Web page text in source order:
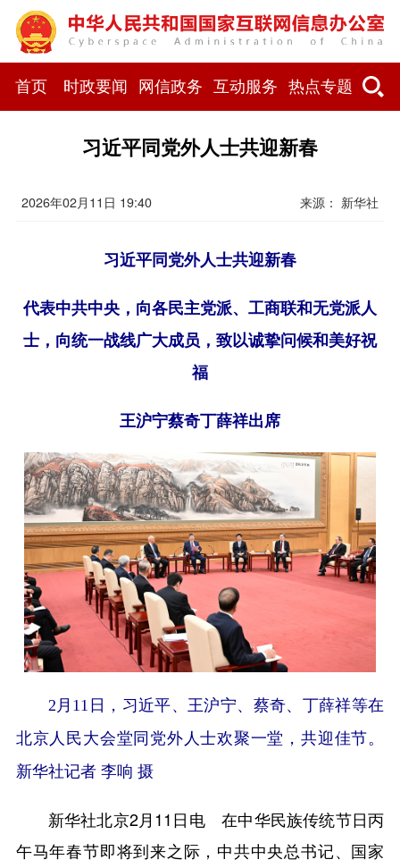
首页 时政要闻 网信政务 互动服务 热点专题
习近平同党外人士共迎新春
2026年02月11日 19:40 来源： 新华社
习近平同党外人士共迎新春
代表中共中央，向各民主党派、工商联和无党派人
士，向统一战线广大成员，致以诚挚问候和美好祝
福
王沪宁蔡奇丁薛祥出席
2月11日，习近平、王沪宁、蔡奇、丁薛祥等在
北京人民大会堂同党外人士欢聚一堂，共迎佳节。
新华社记者 李响 摄
新华社北京2月11日电 在中华民族传统节日丙
午马年春节即将到来之际，中共中央总书记、国家